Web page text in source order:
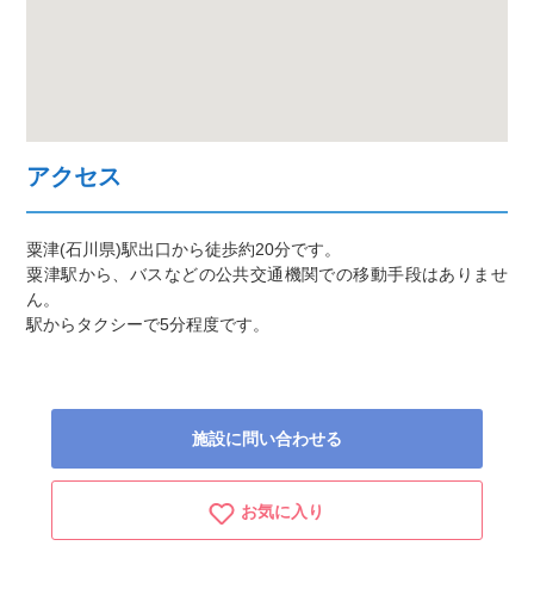
アクセス
粟津(石川県)駅出口から徒歩約20分です。
粟津駅から、バスなどの公共交通機関での移動手段はありませ
ん。
駅からタクシーで5分程度です。
施設に問い合わせる
お気に入り